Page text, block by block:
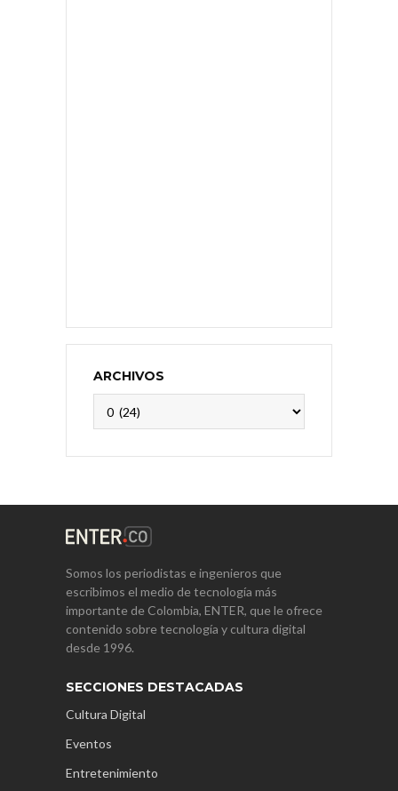
ARCHIVOS
Somos los periodistas e ingenieros que
escribimos el medio de tecnología más
importante de Colombia, ENTER, que le ofrece
contenido sobre tecnología y cultura digital
desde 1996.
SECCIONES DESTACADAS
Cultura Digital
Eventos
Entretenimiento